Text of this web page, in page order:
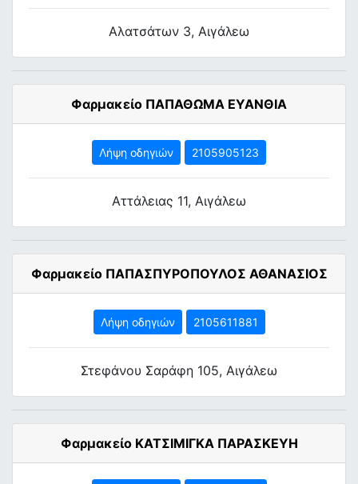
Αλατσάτων 3, Αιγάλεω
Φαρμακείο ΠΑΠΑΘΩΜΑ ΕΥΑΝΘΙΑ
Λήψη οδηγιών 2105905123
Αττάλειας 11, Αιγάλεω
Φαρμακείο ΠΑΠΑΣΠΥΡΟΠΟΥΛΟΣ ΑΘΑΝΑΣΙΟΣ
Λήψη οδηγιών 2105611881
Στεφάνου Σαράφη 105, Αιγάλεω
Φαρμακείο ΚΑΤΣΙΜΙΓΚΑ ΠΑΡΑΣΚΕΥΗ